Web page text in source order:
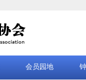
会员园地